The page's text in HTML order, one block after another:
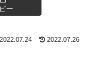
ー
2022.07.24 2022.07.26